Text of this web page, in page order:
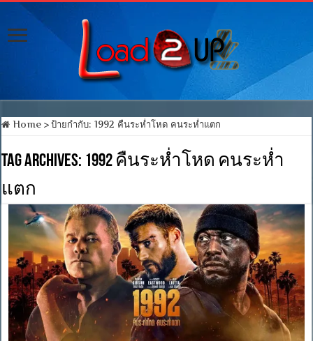
Home > ป้ายกำกับ:1992 คืนระห่ำโหด คนระห่ำแตก
Tag Archives: 1992 คืนระห่ำโหด คนระห่ำ
แตก